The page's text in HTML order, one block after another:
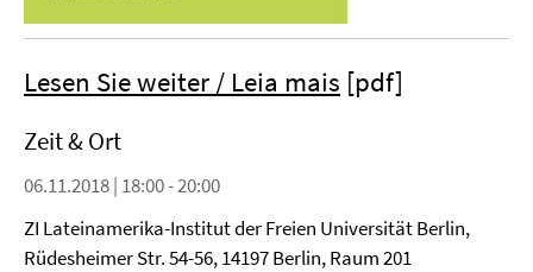
Lesen Sie weiter / Leia mais [pdf]
Zeit & Ort
06.11.2018 | 18:00 - 20:00
ZI Lateinamerika-Institut der Freien Universität Berlin,
Rüdesheimer Str. 54-56, 14197 Berlin, Raum 201